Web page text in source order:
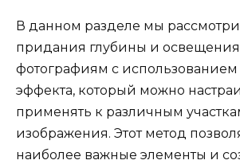
В данном разделе мы
придания глубины и
фотографиям с
эффекта, который можно
применять к различным
изображения. Этот метод
наиболее важные элементы и